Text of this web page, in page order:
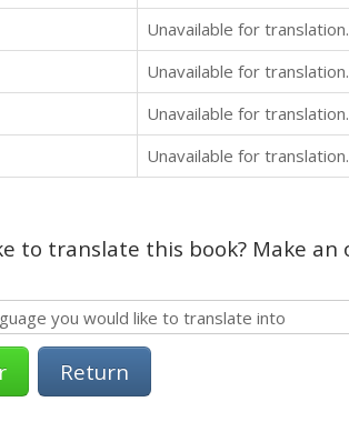
Unavailable for translation.
Unavailable for translation.
Unavailable for translation.
Unavailable for translation.
to translate this book? Make
Return